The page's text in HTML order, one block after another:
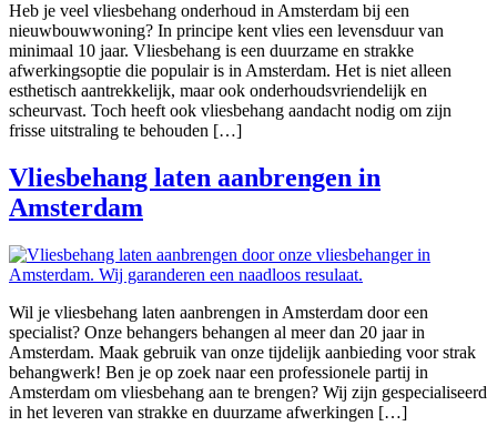
Heb je veel vliesbehang onderhoud in Amsterdam bij een
nieuwbouwwoning? In principe kent vlies een levensduur van
minimaal 10 jaar. Vliesbehang is een duurzame en strakke
afwerkingsoptie die populair is in Amsterdam. Het is niet alleen
esthetisch aantrekkelijk, maar ook onderhoudsvriendelijk en
scheurvast. Toch heeft ook vliesbehang aandacht nodig om zijn
frisse uitstraling te behouden […]
Vliesbehang laten aanbrengen in
Amsterdam
Wil je vliesbehang laten aanbrengen in Amsterdam door een
specialist? Onze behangers behangen al meer dan 20 jaar in
Amsterdam. Maak gebruik van onze tijdelijk aanbieding voor strak
behangwerk! Ben je op zoek naar een professionele partij in
Amsterdam om vliesbehang aan te brengen? Wij zijn gespecialiseerd
in het leveren van strakke en duurzame afwerkingen […]